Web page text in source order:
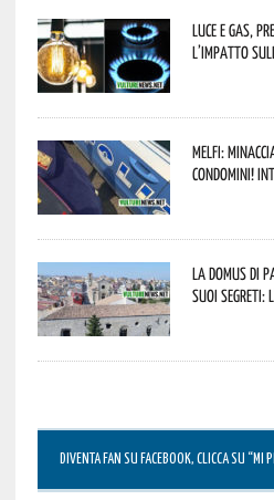
Luce e gas,
l’impatto
Melfi:
condomini!
La Domus di
suoi segreti:
DIVENTA FAN SU FACEBOOK, CLICCA SU “MI